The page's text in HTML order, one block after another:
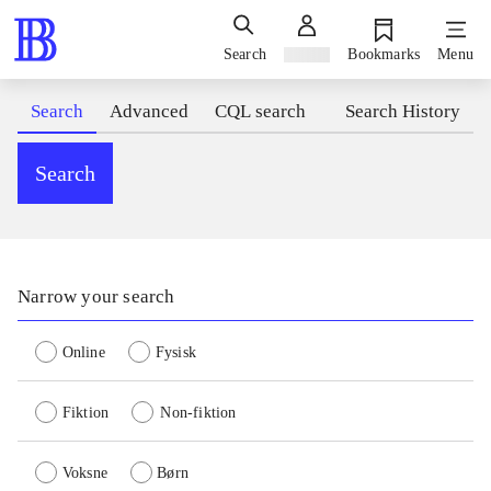
Search Bookmarks Menu
Search Advanced CQL search Search History
Search
Narrow your search
Online Fysisk
Fiktion Non-fiktion
Voksne Børn